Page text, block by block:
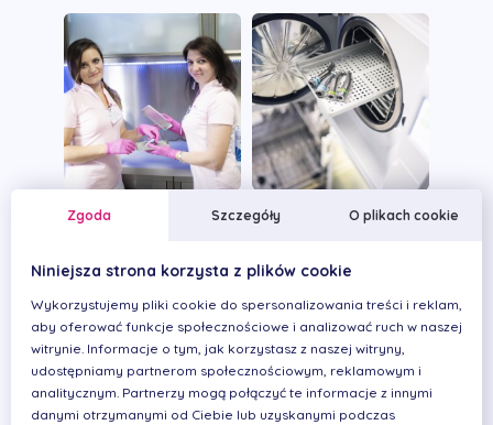
Zgoda Szczegóły O plikach cookie
Niniejsza strona korzysta z plików cookie
Wykorzystujemy pliki cookie do spersonalizowania treści i reklam,
aby oferować funkcje społecznościowe i analizować ruch w naszej
witrynie. Informacje o tym, jak korzystasz z naszej witryny,
udostępniamy partnerom społecznościowym, reklamowym i
analitycznym. Partnerzy mogą połączyć te informacje z innymi
danymi otrzymanymi od Ciebie lub uzyskanymi podczas